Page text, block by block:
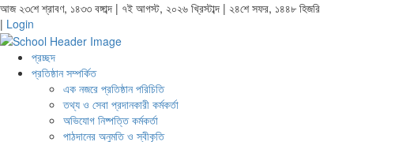
আজ ২৩শে শ্রাবণ, ১৪৩৩ বঙ্গাব্দ | ৭ই আগস্ট, ২০২৬ খ্রিস্টাব্দ | ২৪শে সফর, ১৪৪৮ হিজরি
| Login
প্রচ্ছদ
প্রতিষ্ঠান সম্পর্কিত
এক নজরে প্রতিষ্ঠান পরিচিতি
তথ্য ও সেবা প্রদানকারী কর্মকর্তা
অভিযোগ নিষ্পত্তি কর্মকর্তা
পাঠদানের অনুমতি ও স্বীকৃতি